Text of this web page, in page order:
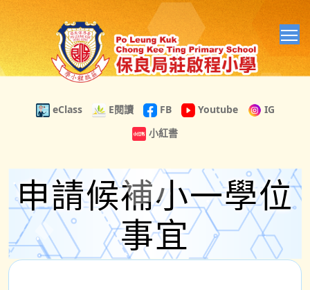
eClass E閱讀 FB Youtube
IG
小紅書
申請候補小一學位
事宜